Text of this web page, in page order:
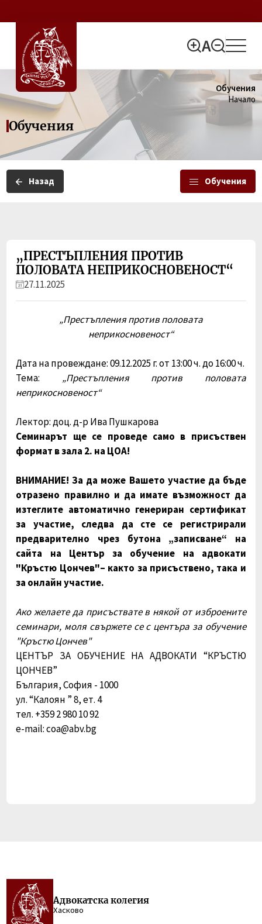
Обучения
Начало
Обучения
Назад Обучения
„ПРЕСТЪПЛЕНИЯ ПРОТИВ
ПОЛОВАТА НЕПРИКОСНОВЕНОСТ“
27.11.2025
„Престъпления против половата
неприкосновеност“
Дата на провеждане: 09.12.2025 г. от 13:00 ч. до 16:00 ч.
Тема: „Престъпления против половата
неприкосновеност“
Лектор: доц. д-р Ива Пушкарова
Семинарът ще се проведе само в присъствен
формат в зала 2. на ЦОА!
ВНИМАНИЕ! За да може Вашето участие да бъде
отразено правилно и да имате възможност да
изтеглите автоматично генериран сертификат
за участие, следва да сте се регистрирали
предварително чрез бутона „записване“ на
сайта на Център за обучение на адвокати
"Кръстю Цончев"– както за присъствено, така и
за онлайн участие.
Ако желаете да присъствате в някой от изброените
семинари, моля свържете се с центъра за обучение
"Кръстю Цончев"
ЦЕНТЪР ЗА ОБУЧЕНИЕ НА АДВОКАТИ “КРЪСТЮ
ЦОНЧЕВ”
България, София - 1000
ул. “Калоян ” 8, ет. 4
тел. +359 2 980 10 92
e-mail: coa@abv.bg
Адвокатска колегия
Хасково